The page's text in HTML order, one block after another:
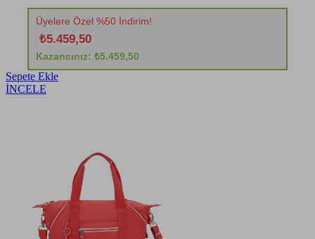
Üyelere Özel %50 İndirim!
₺5.459,50
Kazancınız: ₺5.459,50
Sepete Ekle
İNCELE